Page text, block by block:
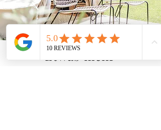
Etwas mehr